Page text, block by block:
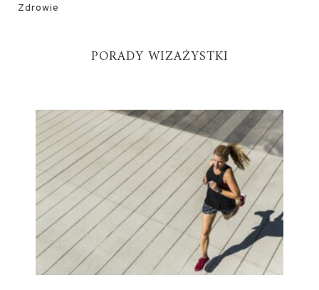
Zdrowie
PORADY WIZAŻYSTKI